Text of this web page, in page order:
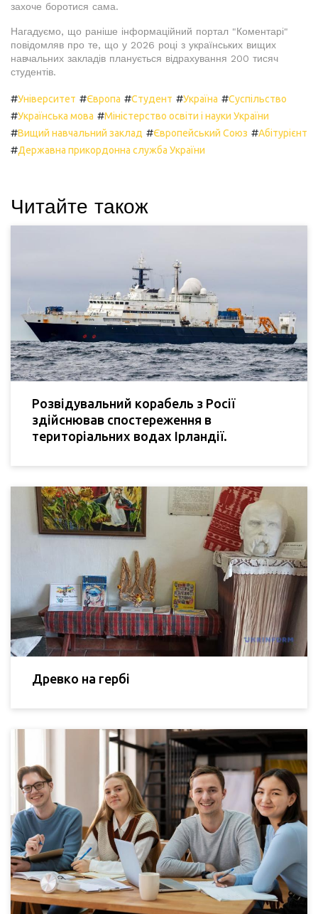
захоче боротися сама.
Нагадуємо, що раніше інформаційний портал "Коментарі"
повідомляв про те, що у 2026 році з українських вищих
навчальних закладів планується відрахування 200 тисяч
студентів.
#Університет #Європа #Студент #Україна #Суспільство
#Українська мова #Міністерство освіти і науки України
#Вищий навчальний заклад #Європейський Союз #Абітурієнт
#Державна прикордонна служба України
Читайте також
Розвідувальний корабель з Росії
здійснював спостереження в
територіальних водах Ірландії.
Древко на гербі